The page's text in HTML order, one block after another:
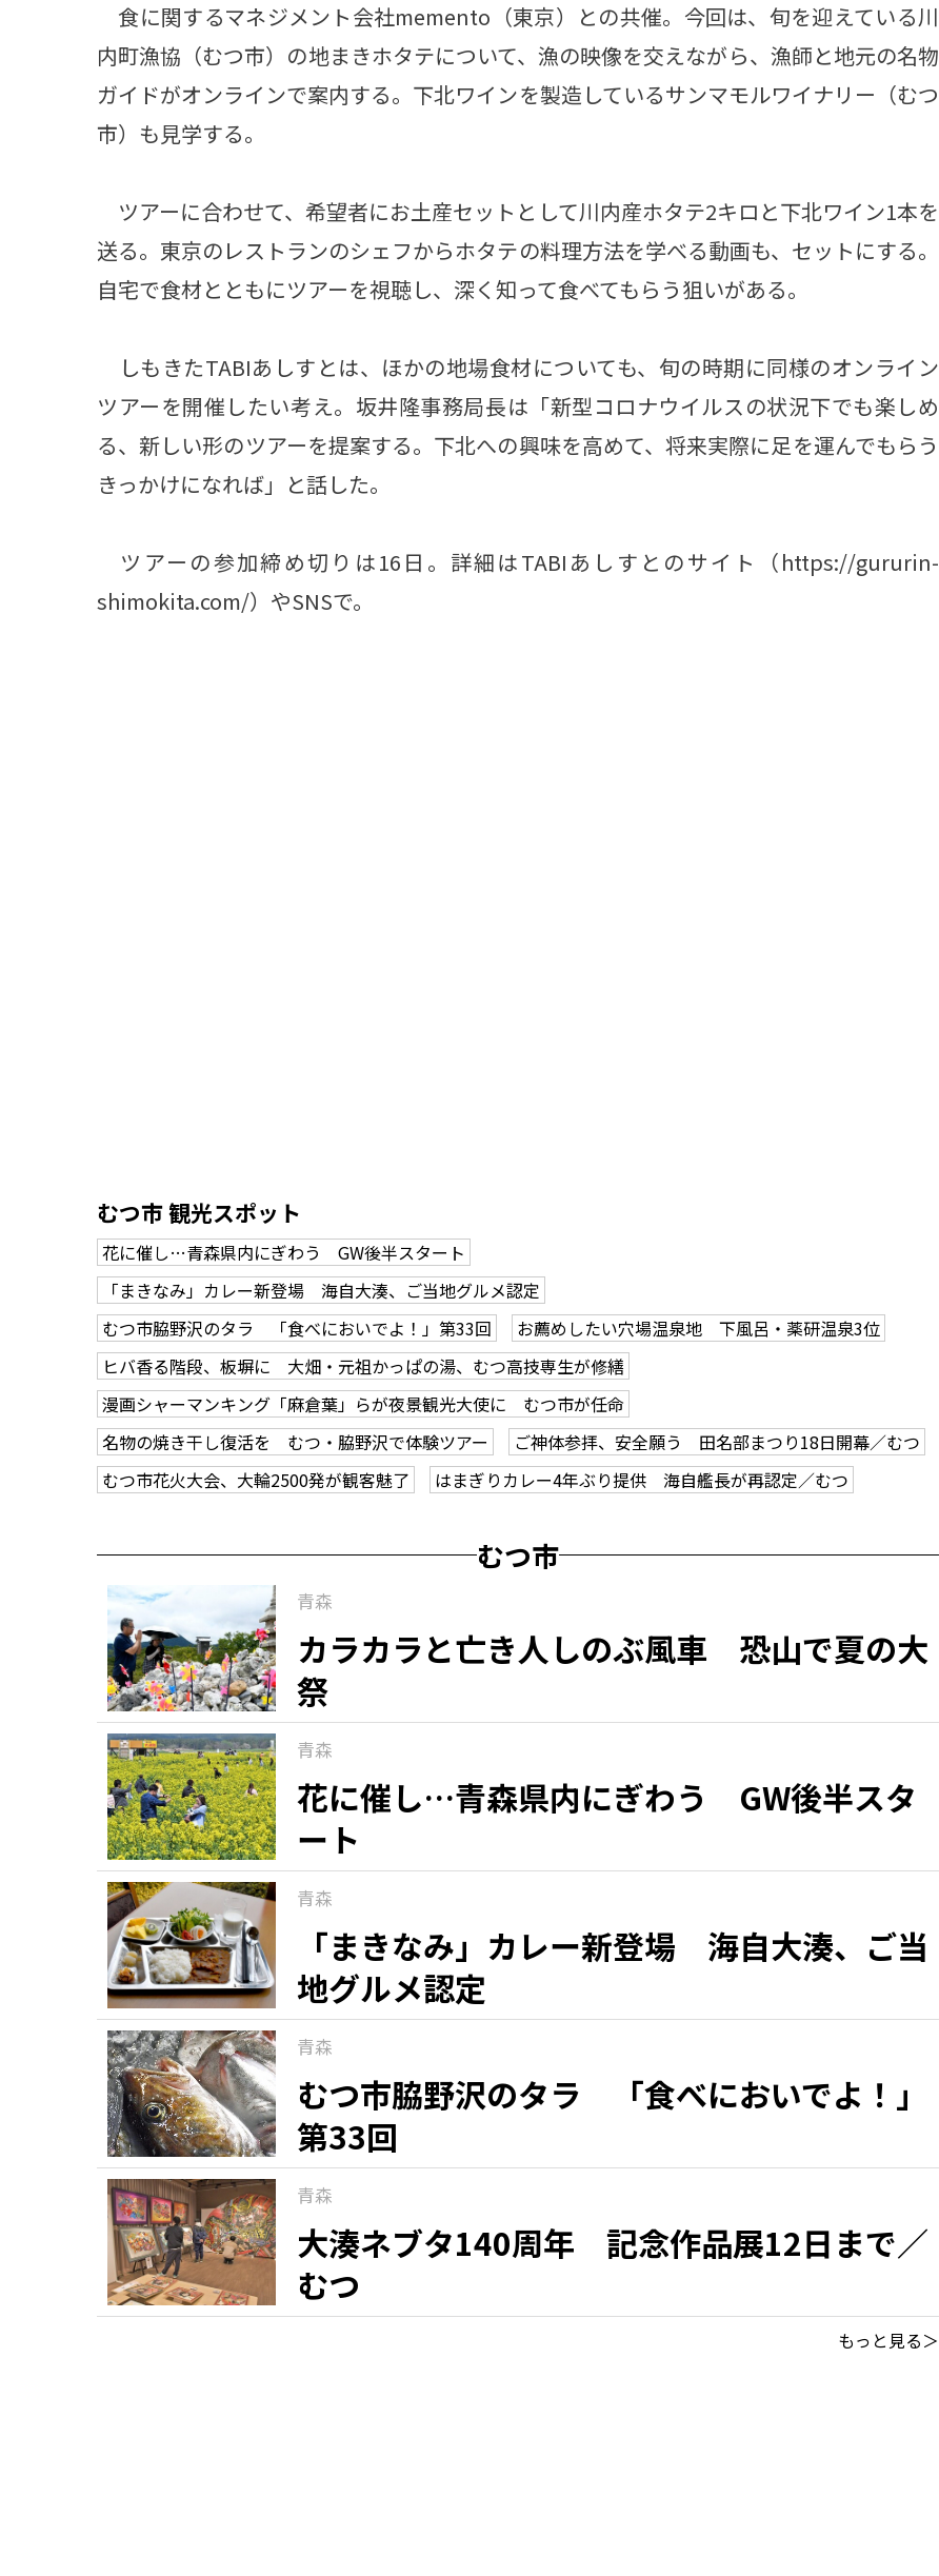
食に関するマネジメント会社memento（東京）との共催。今回は、旬を迎えている川
内町漁協（むつ市）の地まきホタテについて、漁の映像を交えながら、漁師と地元の名物
ガイドがオンラインで案内する。下北ワインを製造しているサンマモルワイナリー（むつ
市）も見学する。
ツアーに合わせて、希望者にお土産セットとして川内産ホタテ2キロと下北ワイン1本を
送る。東京のレストランのシェフからホタテの料理方法を学べる動画も、セットにする。
自宅で食材とともにツアーを視聴し、深く知って食べてもらう狙いがある。
しもきたTABIあしすとは、ほかの地場食材についても、旬の時期に同様のオンライン
ツアーを開催したい考え。坂井隆事務局長は「新型コロナウイルスの状況下でも楽しめ
る、新しい形のツアーを提案する。下北への興味を高めて、将来実際に足を運んでもらう
きっかけになれば」と話した。
ツアーの参加締め切りは16日。詳細はTABIあしすとのサイト（https://gururin-
shimokita.com/）やSNSで。
むつ市 観光スポット
花に催し…青森県内にぎわう GW後半スタート
「まきなみ」カレー新登場 海自大湊、ご当地グルメ認定
むつ市脇野沢のタラ 「食べにおいでよ！」第33回
お薦めしたい穴場温泉地 下風呂・薬研温泉3位
ヒバ香る階段、板塀に 大畑・元祖かっぱの湯、むつ高技専生が修繕
漫画シャーマンキング「麻倉葉」らが夜景観光大使に むつ市が任命
名物の焼き干し復活を むつ・脇野沢で体験ツアー
ご神体参拝、安全願う 田名部まつり18日開幕／むつ
むつ市花火大会、大輪2500発が観客魅了
はまぎりカレー4年ぶり提供 海自艦長が再認定／むつ
むつ市
青森
カラカラと亡き人しのぶ風車 恐山で夏の大
祭
青森
花に催し…青森県内にぎわう GW後半スタ
ート
青森
「まきなみ」カレー新登場 海自大湊、ご当
地グルメ認定
青森
むつ市脇野沢のタラ 「食べにおいでよ！」
第33回
青森
大湊ネブタ140周年 記念作品展12日まで／
むつ
もっと見る＞